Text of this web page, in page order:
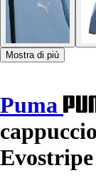
Mostra di più
Puma